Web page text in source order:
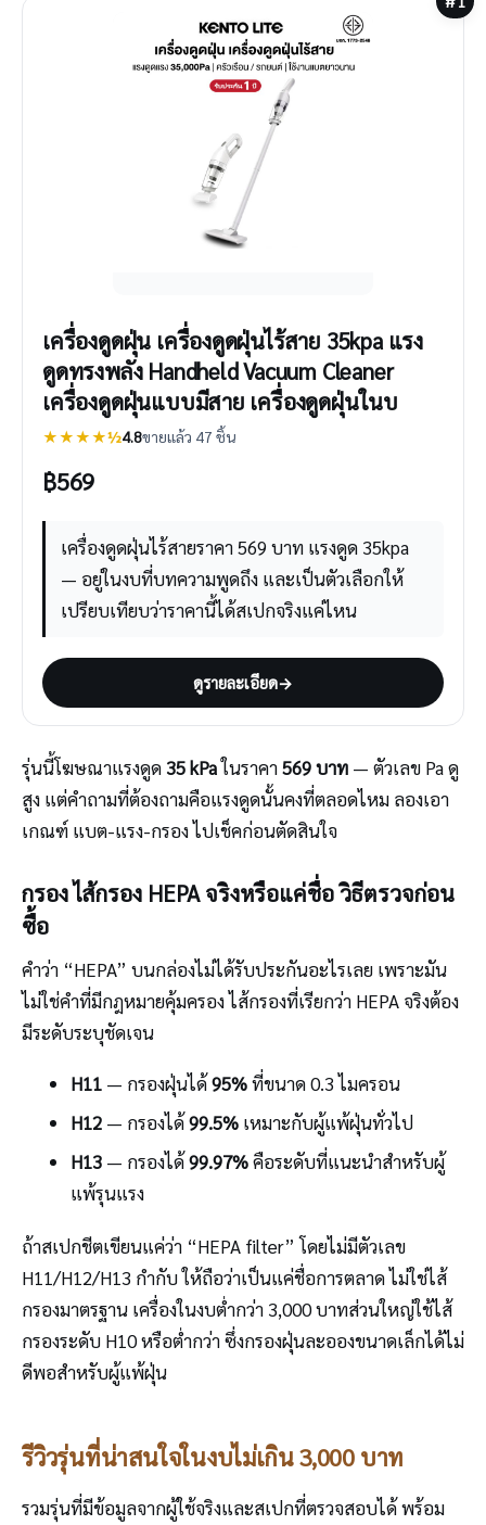
เครื่องดูดฝุ่น เครื่องดูดฝุ่นไร้สาย 35kpa แรง
ดูดทรงพลัง Handheld Vacuum Cleaner
เครื่องดูดฝุ่นแบบมีสาย เครื่องดูดฝุ่นในบ
★★★★½4.8ขายแล้ว 47 ชิ้น
฿569
เครื่องดูดฝุ่นไร้สายราคา 569 บาท แรงดูด 35kpa
— อยู่ในงบที่บทความพูดถึง และเป็นตัวเลือกให้
เปรียบเทียบว่าราคานี้ได้สเปกจริงแค่ไหน
ดูรายละเอียด→
รุ่นนี้โฆษณาแรงดูด 35 kPaในราคา569 บาท — ตัวเลข Pa ดู
สูง แต่คำถามที่ต้องถามคือแรงดูดนั้นคงที่ตลอดไหม ลองเอา
เกณฑ์ แบต-แรง-กรอง ไปเช็คก่อนตัดสินใจ
กรอง ไส้กรอง HEPA จริงหรือแค่ชื่อ วิธีตรวจก่อน
ซื้อ
คำว่า “HEPA” บนกล่องไม่ได้รับประกันอะไรเลย เพราะมัน
ไม่ใช่คำที่มีกฎหมายคุ้มครอง ไส้กรองที่เรียกว่า HEPA จริงต้อง
มีระดับระบุชัดเจน
H11— กรองฝุ่นได้95%ที่ขนาด 0.3 ไมครอน
H12— กรองได้99.5%เหมาะกับผู้แพ้ฝุ่นทั่วไป
H13— กรองได้99.97%คือระดับที่แนะนำสำหรับผู้
แพ้รุนแรง
ถ้าสเปกชีตเขียนแค่ว่า “HEPA filter” โดยไม่มีตัวเลข
H11/H12/H13 กำกับ ให้ถือว่าเป็นแค่ชื่อการตลาด ไม่ใช่ไส้
กรองมาตรฐาน เครื่องในงบต่ำกว่า 3,000 บาทส่วนใหญ่ใช้ไส้
กรองระดับ H10 หรือต่ำกว่า ซึ่งกรองฝุ่นละอองขนาดเล็กได้ไม่
ดีพอสำหรับผู้แพ้ฝุ่น
รีวิวรุ่นที่น่าสนใจในงบไม่เกิน 3,000 บาท
รวมรุ่นที่มีข้อมูลจากผู้ใช้จริงและสเปกที่ตรวจสอบได้ พร้อม